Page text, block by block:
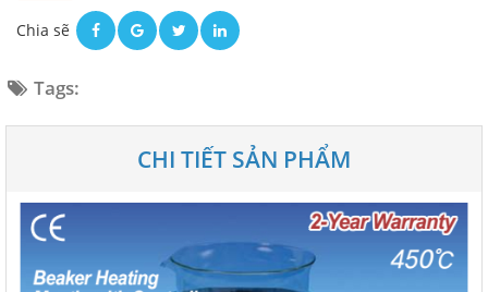
Chia sẽ
Tags:
CHI TIẾT SẢN PHẨM